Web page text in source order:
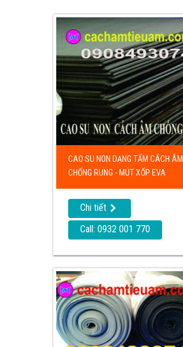
CAO SU NON DẠNG TẤM CÁCH ÂM
CHỐNG RUNG - MÚT XỐP EVA
Chi tiết
Call: 0932 001 770